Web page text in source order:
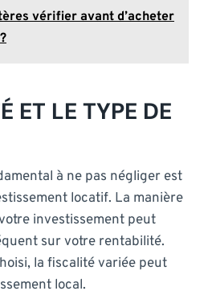
vérifier avant d’acheter
ET LE TYPE DE
à ne pas négliger est
locatif. La manière
investissement peut
sur votre rentabilité.
la fiscalité variée peut
local.